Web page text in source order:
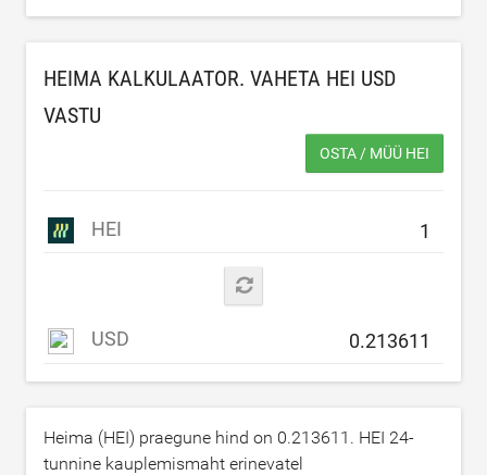
HEIMA KALKULAATOR. VAHETA HEI USD
VASTU
OSTA / MÜÜ HEI
HEI
USD
Heima (HEI) praegune hind on 0.213611 . HEI 24-
tunnine kauplemismaht erinevatel